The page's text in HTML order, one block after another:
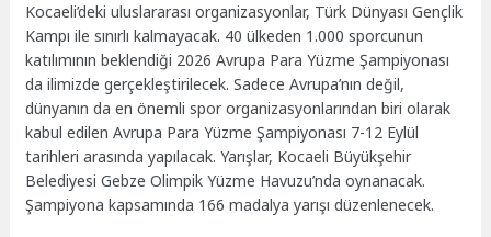
Kocaeli’deki uluslararası organizasyonlar, Türk Dünyası Gençlik
Kampı ile sınırlı kalmayacak. 40 ülkeden 1.000 sporcunun
katılımının beklendiği 2026 Avrupa Para Yüzme Şampiyonası
da ilimizde gerçekleştirilecek. Sadece Avrupa’nın değil,
dünyanın da en önemli spor organizasyonlarından biri olarak
kabul edilen Avrupa Para Yüzme Şampiyonası 7-12 Eylül
tarihleri arasında yapılacak. Yarışlar, Kocaeli Büyükşehir
Belediyesi Gebze Olimpik Yüzme Havuzu’nda oynanacak.
Şampiyona kapsamında 166 madalya yarışı düzenlenecek.